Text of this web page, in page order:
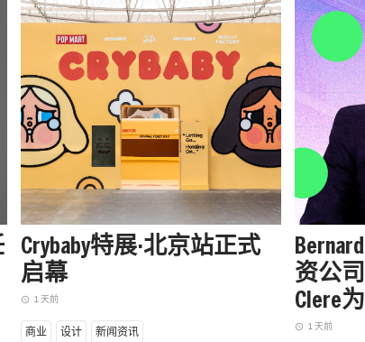
Crybaby特展·北京站正式
启幕
access_time 1 天前
商业 设计 新闻资讯
资公司
Clere
access_time 1 天前